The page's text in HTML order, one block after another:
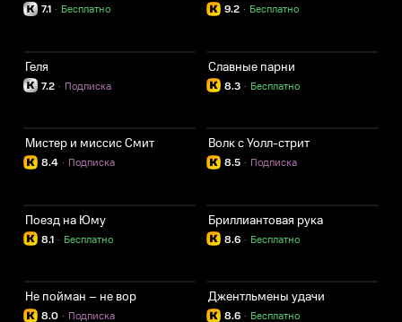
7.1 Бесплатно
· 9.2 Бесплатно
·
Геля
7.2 Подписка
·
Славные парни
8.3 Бесплатно
·
Мистер и миссис Смит
8.4 Подписка
·
Волк с Уолл-стрит
8.5 Подписка
·
Поезд на Юму
8.1 Бесплатно
·
Бриллиантовая рука
8.6 Бесплатно
·
Не пойман – не вор
8.0 Подписка
·
Джентльмены удачи
8.6 Бесплатно
·